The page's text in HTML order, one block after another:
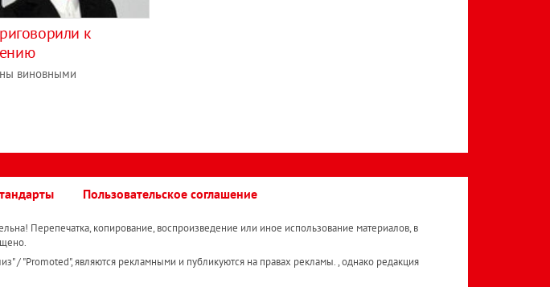
к
виновными
Пользовательское соглашение
Перепечатка, копирование, воспроизведение или иное использование материалов, в
/ "Promoted", являются рекламными и публикуются на правах рекламы. , однако редакция